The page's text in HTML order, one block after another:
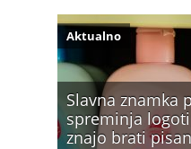
Slavna znamka
spreminja
znajo brati
Aktualno